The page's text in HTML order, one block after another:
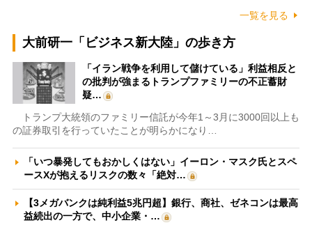
一覧を見る
大前研一「ビジネス新大陸」の歩き方
「イラン戦争を利用して儲けている」利益相反と
の批判が強まるトランプファミリーの不正蓄財
疑…
トランプ大統領のファミリー信託が今年1～3月に3000回以上も
の証券取引を行っていたことが明らかになり…
「いつ暴発してもおかしくはない」イーロン・マスク氏とスペ
ースXが抱えるリスクの数々「絶対…
【3メガバンクは純利益5兆円超】銀行、商社、ゼネコンは最高
益続出の一方で、中小企業・…